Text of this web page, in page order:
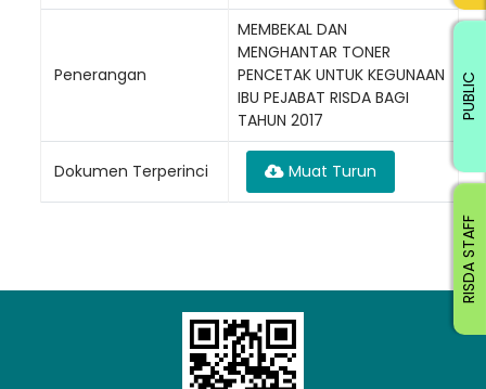
Penerangan
MEMBEKAL DAN
MENGHANTAR TONER
PENCETAK UNTUK KEGUNAAN
IBU PEJABAT RISDA BAGI
TAHUN 2017
Dokumen Terperinci Muat Turun
RISDA STAFF
PUBLIC